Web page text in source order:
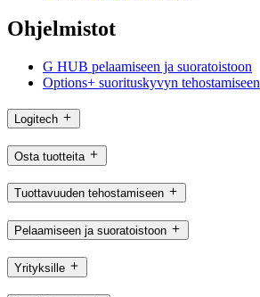
Ohjelmistot
G HUB pelaamiseen ja suoratoistoon
Options+ suorituskyvyn tehostamiseen
Logitech
Osta tuotteita
Tuottavuuden tehostamiseen
Pelaamiseen ja suoratoistoon
Yrityksille